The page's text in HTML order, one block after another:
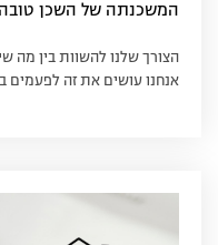
המשכנתה של השכן
הצורך שלנו להשוות בין מה
אנחנו עושים את זה לפעמים